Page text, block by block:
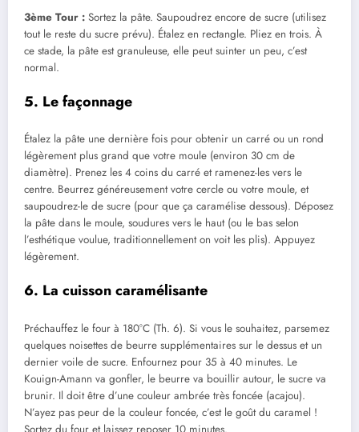
3ème Tour : Sortez la pâte. Saupoudrez encore de sucre (utilisez
tout le reste du sucre prévu). Étalez en rectangle. Pliez en trois. À
ce stade, la pâte est granuleuse, elle peut suinter un peu, c’est
normal.
5. Le façonnage
Étalez la pâte une dernière fois pour obtenir un carré ou un rond
légèrement plus grand que votre moule (environ 30 cm de
diamètre). Prenez les 4 coins du carré et ramenez-les vers le
centre. Beurrez généreusement votre cercle ou votre moule, et
saupoudrez-le de sucre (pour que ça caramélise dessous). Déposez
la pâte dans le moule, soudures vers le haut (ou le bas selon
l’esthétique voulue, traditionnellement on voit les plis). Appuyez
légèrement.
6. La cuisson caramélisante
Préchauffez le four à 180°C (Th. 6). Si vous le souhaitez, parsemez
quelques noisettes de beurre supplémentaires sur le dessus et un
dernier voile de sucre. Enfournez pour 35 à 40 minutes. Le
Kouign-Amann va gonfler, le beurre va bouillir autour, le sucre va
brunir. Il doit être d’une couleur ambrée très foncée (acajou).
N’ayez pas peur de la couleur foncée, c’est le goût du caramel !